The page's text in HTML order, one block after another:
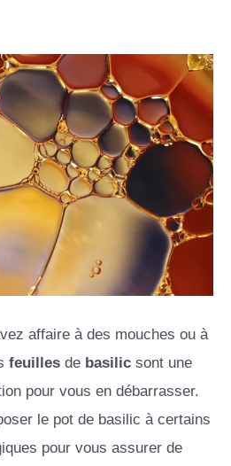
affaire à des mouches ou à
feuillesde basilicsont une
pour vous en débarrasser.
le pot de basilic à certains
pour vous assurer de